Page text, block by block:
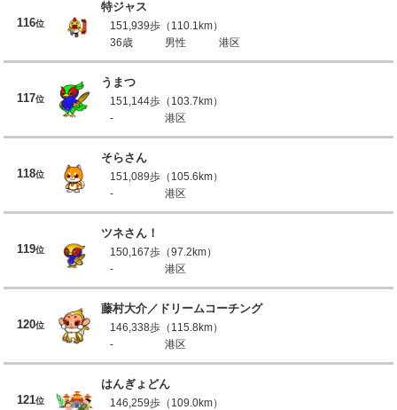
116位
特ジャス
151,939歩（110.1km）
36歳
男性 港区
117位
うまつ
151,144歩（103.7km）
-
港区
118位
そらさん
151,089歩（105.6km）
-
港区
119位
ツネさん！
150,167歩（97.2km）
-
港区
120位
藤村大介／ドリームコーチング
146,338歩（115.8km）
-
港区
121位
はんぎょどん
146,259歩（109.0km）